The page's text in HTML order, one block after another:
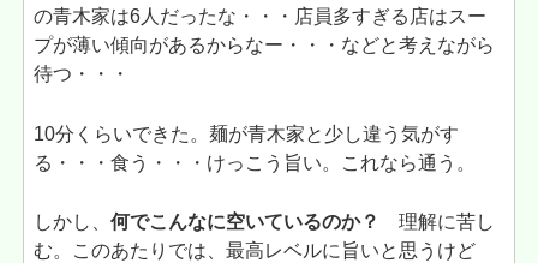
の青木家は6人だったな・・・店員多すぎる店はスー
プが薄い傾向があるからなー・・・などと考えながら
待つ・・・
10分くらいできた。麺が青木家と少し違う気がす
る・・・食う・・・けっこう旨い。これなら通う。
しかし、何でこんなに空いているのか？理解に苦し
む。このあたりでは、最高レベルに旨いと思うけど